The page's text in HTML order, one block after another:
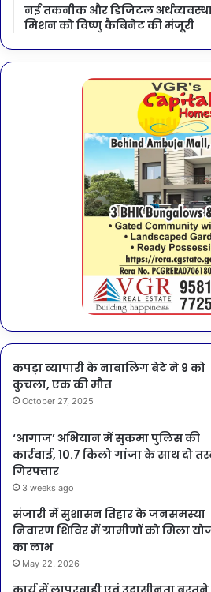
नई तकनीक और डिजिटल
मिशन को विष्णु कैबिनेट की मंजूरी
कपड़ा व्यापारी के नाबालिग बेटे ने 9 को
कुचला, एक की मौत
October 27, 2025
‘आगाज’ अभियान में सुकमा पुलिस की
कार्रवाई, 10.7 किलो गांजा के साथ दो
गिरफ्तार
3 weeks ago
संजारी में सुशासन तिहार के जनसमस्या
निवारण शिविर में ग्रामीणों को मिला
का लाभ
May 22, 2026